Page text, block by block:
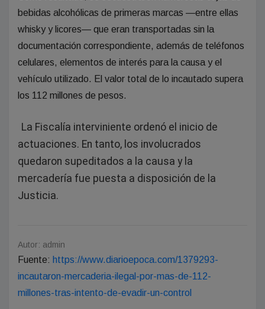
bebidas alcohólicas de primeras marcas —entre ellas
whisky y licores— que eran transportadas sin la
documentación correspondiente, además de teléfonos
celulares, elementos de interés para la causa y el
vehículo utilizado. El valor total de lo incautado supera
los 112 millones de pesos.
La Fiscalía interviniente ordenó el inicio de
actuaciones. En tanto, los involucrados
quedaron supeditados a la causa y la
mercadería fue puesta a disposición de la
Justicia.
Autor: admin
Fuente: https://www.diarioepoca.com/1379293-
incautaron-mercaderia-ilegal-por-mas-de-112-
millones-tras-intento-de-evadir-un-control